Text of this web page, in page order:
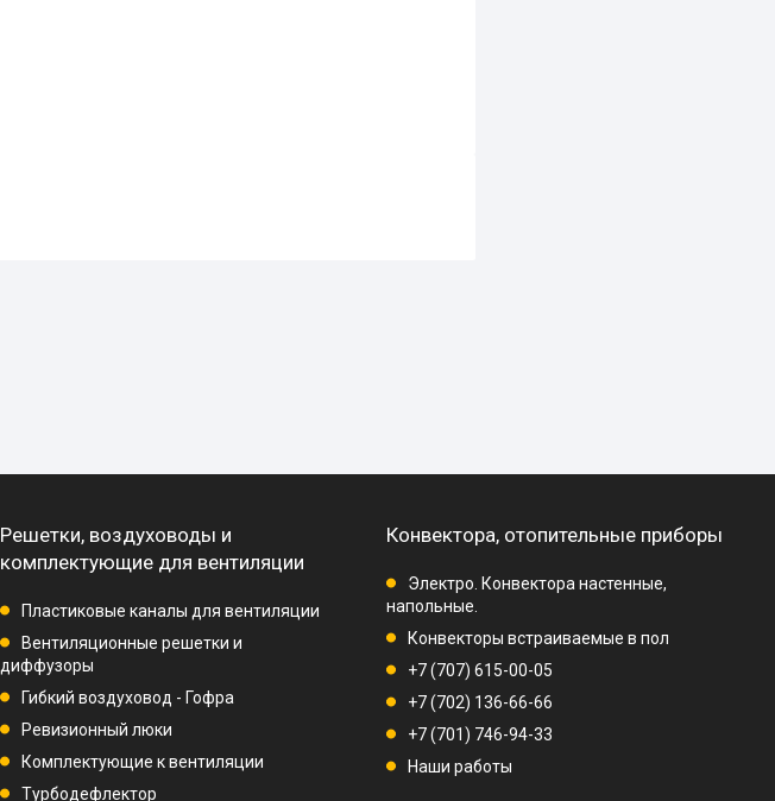
Решетки, воздуховоды и
комплектующие для вентиляции
Пластиковые каналы для вентиляции
Вентиляционные решетки и
диффузоры
Гибкий воздуховод - Гофра
Ревизионный люки
Комплектующие к вентиляции
Турбодефлектор
Конвектора, отопительные приборы
Электро. Конвектора настенные,
напольные.
Конвекторы встраиваемые в пол
+7 (707) 615-00-05
+7 (702) 136-66-66
+7 (701) 746-94-33
Наши работы